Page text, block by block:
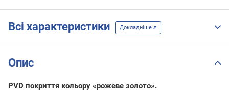
Всі характеристики Докладніше
Опис
PVD покриття кольору «рожеве золото».